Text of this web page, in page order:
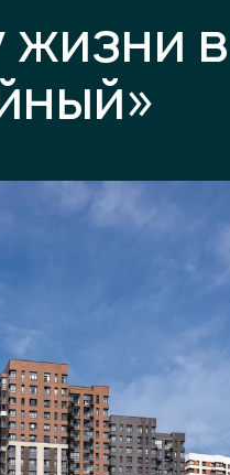
жизни